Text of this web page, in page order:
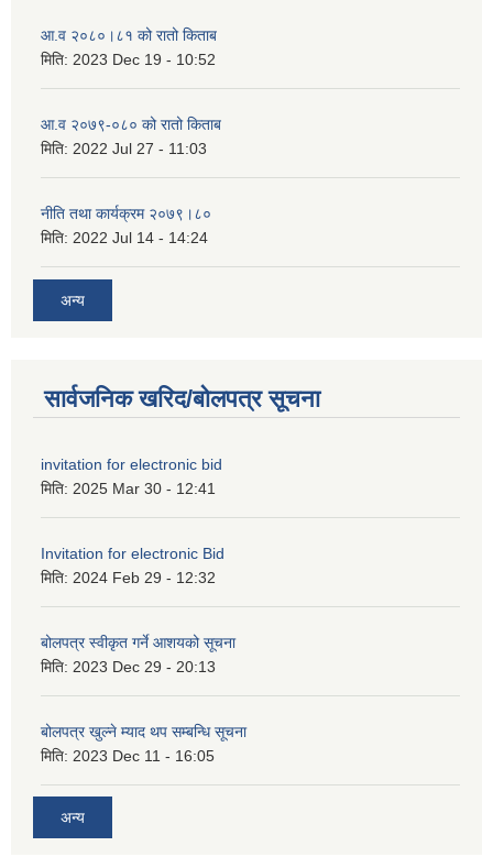
आ.व २०८०।८१ को रातो किताब
मिति: 2023 Dec 19 - 10:52
आ.व २०७९-०८० को रातो किताब
मिति: 2022 Jul 27 - 11:03
नीति तथा कार्यक्रम २०७९।८०
मिति: 2022 Jul 14 - 14:24
अन्य
सार्वजनिक खरिद/बोलपत्र सूचना
invitation for electronic bid
मिति: 2025 Mar 30 - 12:41
Invitation for electronic Bid
मिति: 2024 Feb 29 - 12:32
बोलपत्र स्वीकृत गर्ने आशयको सूचना
मिति: 2023 Dec 29 - 20:13
बोलपत्र खुल्ने म्याद थप सम्बन्धि सूचना
मिति: 2023 Dec 11 - 16:05
अन्य